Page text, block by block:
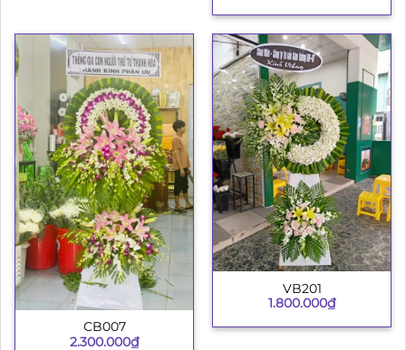
CB007
2.300.000₫
VB201
1.800.000₫